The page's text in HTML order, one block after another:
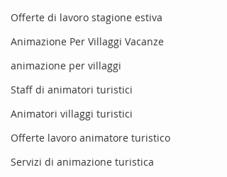
Offerte di lavoro stagione estiva
Animazione Per Villaggi Vacanze
animazione per villaggi
Staff di animatori turistici
Animatori villaggi turistici
Offerte lavoro animatore turistico
Servizi di animazione turistica